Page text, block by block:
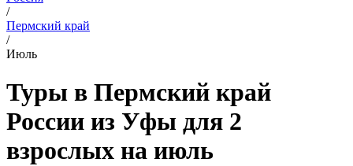
/
Пермский край
/
Июль
Туры в Пермский край
России из Уфы для 2
взрослых на июль